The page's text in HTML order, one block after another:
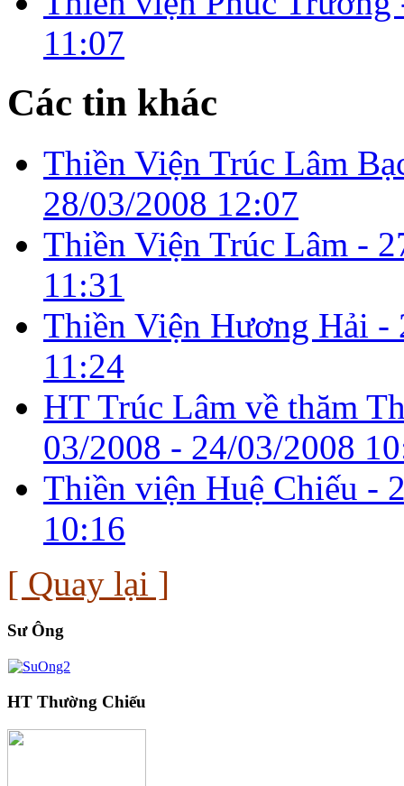
11:07
Các tin khác
Thiền Viện Trúc Lâm
28/03/2008 12:07
Thiền Viện Trúc Lâm -
11:31
Thiền Viện Hương Hải -
11:24
HT Trúc Lâm về thăm
03/2008 - 24/03/2008
Thiền viện Huệ Chiếu -
10:16
[ Quay lại ]
Sư Ông
HT Thường Chiếu